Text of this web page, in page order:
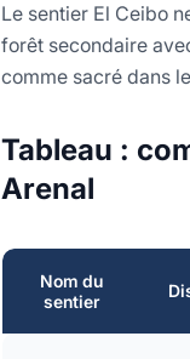
Le sentier El Ceibo
forêt secondaire
comme sacré dans
Tableau :
Arenal
Nom du
sentier